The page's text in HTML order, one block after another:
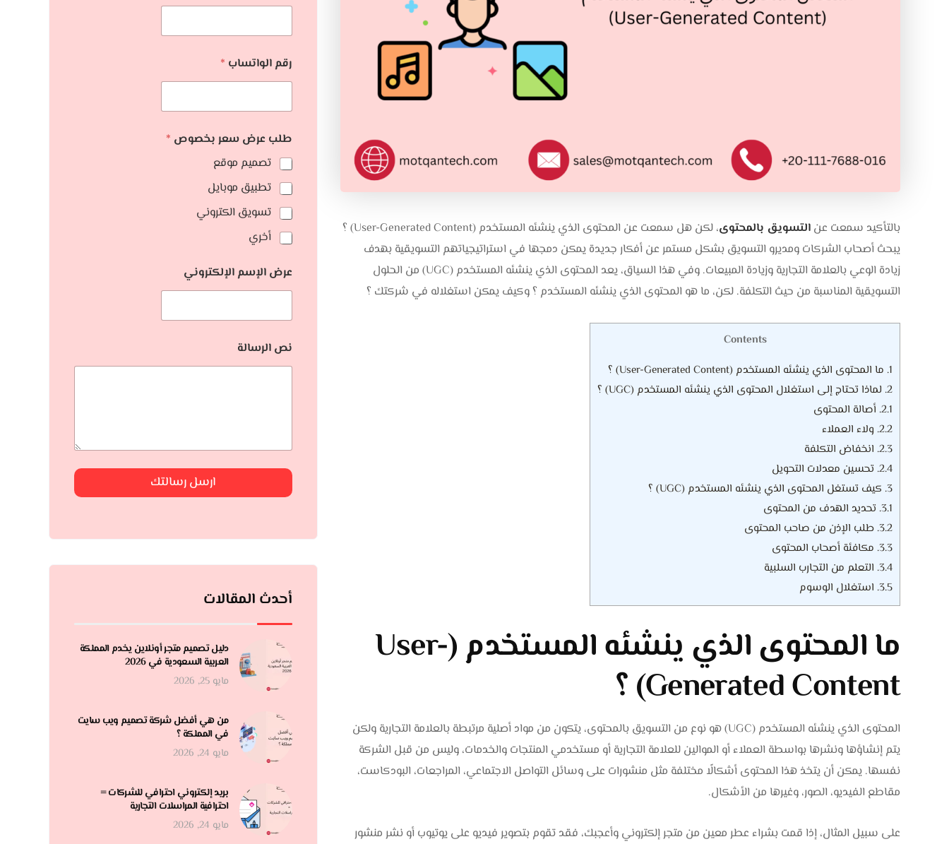
بالتأكيد سمعت عن التسويق بالمحتوى
، لكن هل سمعت عن المحتوى الذي ينشئه المستخدم (User-Generated Content) ؟
يبحث أصحاب الشركات ومديرو التسويق بشكل مستمر عن أفكار جديدة يمكن دمجها في استراتيجياتهم التسويقية بهدف
زيادة الوعي بالعلامة التجارية وزيادة المبيعات. وفي هذا السياق، يعد المحتوى الذي ينشئه المستخدم (UGC) من الحلول
التسويقية المناسبة من حيث التكلفة. لكن، ما هو المحتوى الذي ينشئه المستخدم ؟ وكيف يمكن استغلاله في شركتك ؟
Contents
1. ما المحتوى الذي ينشئه المستخدم (User-Generated Content) ؟
2. لماذا تحتاج إلى استغلال المحتوى الذي ينشئه المستخدم (UGC) ؟
2.1. أصالة المحتوى
2.2. ولاء العملاء
2.3. انخفاض التكلفة
2.4. تحسين معدلات التحويل
3. كيف تستغل المحتوى الذي ينشئه المستخدم (UGC) ؟
3.1. تحديد الهدف من المحتوى
3.2. طلب الإذن من صاحب المحتوى
3.3. مكافئة أصحاب المحتوى
3.4. التعلم من التجارب السلبية
3.5. استغلال الوسوم
ما المحتوى الذي ينشئه المستخدم (User-
Generated Content) ؟
المحتوى الذي ينشئه المستخدم (UGC) هو نوع من التسويق بالمحتوى، يتكون من مواد أصلية مرتبطة بالعلامة التجارية ولكن
يتم إنشاؤها ونشرها بواسطة العملاء أو الموالين للعلامة التجارية أو مستخدمي المنتجات والخدمات، وليس من قبل الشركة
نفسها. يمكن أن يتخذ هذا المحتوى أشكالًا مختلفة مثل منشورات على وسائل التواصل الاجتماعي، المراجعات، البودكاست،
مقاطع الفيديو، الصور، وغيرها من الأشكال.
على سبيل المثال، إذا قمت بشراء عطر معين من متجر إلكتروني وأعجبك، فقد تقوم بتصوير فيديو على يوتيوب أو نشر منشور
رقم الواتساب *
طلب عرض سعر بخصوص *
تصميم موقع
تطبيق موبايل
تسويق الكتروني
أخري
عرض الإسم الإلكتروني
نص الرسالة
ارسل رسالتك
أحدث المقالات
دليل تصميم متجر أونلاين يخدم المملكة
العربية السعودية في 2026
مايو 25, 2026
من هي أفضل شركة تصميم ويب سايت
في المملكة ؟
مايو 24, 2026
بريد إلكتروني احترافي للشركات =
احترافية المراسلات التجارية
مايو 24, 2026